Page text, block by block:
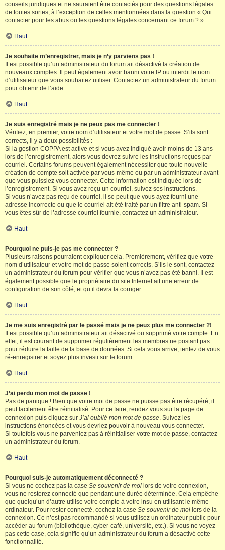
conseils juridiques et ne sauraient être contactés pour des questions légales
de toutes sortes, à l’exception de celles mentionnées dans la question « Qui
contacter pour les abus ou les questions légales concernant ce forum ? ».
Haut
Je souhaite m’enregistrer, mais je n’y parviens pas !
Il est possible qu’un administrateur du forum ait désactivé la création de
nouveaux comptes. Il peut également avoir banni votre IP ou interdit le nom
d’utilisateur que vous souhaitez utiliser. Contactez un administrateur du forum
pour obtenir de l’aide.
Haut
Je suis enregistré mais je ne peux pas me connecter !
Vérifiez, en premier, votre nom d’utilisateur et votre mot de passe. S’ils sont
corrects, il y a deux possibilités :
Si la gestion COPPA est active et si vous avez indiqué avoir moins de 13 ans
lors de l’enregistrement, alors vous devrez suivre les instructions reçues par
courriel. Certains forums peuvent également nécessiter que toute nouvelle
création de compte soit activée par vous-même ou par un administrateur avant
que vous puissiez vous connecter. Cette information est indiquée lors de
l’enregistrement. Si vous avez reçu un courriel, suivez ses instructions.
Si vous n’avez pas reçu de courriel, il se peut que vous ayez fourni une
adresse incorrecte ou que le courriel ait été traité par un filtre anti-spam. Si
vous êtes sûr de l’adresse courriel fournie, contactez un administrateur.
Haut
Pourquoi ne puis-je pas me connecter ?
Plusieurs raisons pourraient expliquer cela. Premièrement, vérifiez que votre
nom d’utilisateur et votre mot de passe soient corrects. S’ils le sont, contactez
un administrateur du forum pour vérifier que vous n’avez pas été banni. Il est
également possible que le propriétaire du site Internet ait une erreur de
configuration de son côté, et qu’il devra la corriger.
Haut
Je me suis enregistré par le passé mais je ne peux plus me connecter ?!
Il est possible qu’un administrateur ait désactivé ou supprimé votre compte. En
effet, il est courant de supprimer régulièrement les membres ne postant pas
pour réduire la taille de la base de données. Si cela vous arrive, tentez de vous
ré-enregistrer et soyez plus investi sur le forum.
Haut
J’ai perdu mon mot de passe !
Pas de panique ! Bien que votre mot de passe ne puisse pas être récupéré, il
peut facilement être réinitialisé. Pour ce faire, rendez vous sur la page de
connexion puis cliquez sur J’ai oublié mon mot de passe. Suivez les
instructions énoncées et vous devriez pouvoir à nouveau vous connecter.
Si toutefois vous ne parveniez pas à réinitialiser votre mot de passe, contactez
un administrateur du forum.
Haut
Pourquoi suis-je automatiquement déconnecté ?
Si vous ne cochez pas la case Se souvenir de moi lors de votre connexion,
vous ne resterez connecté que pendant une durée déterminée. Cela empêche
que quelqu’un d’autre utilise votre compte à votre insu en utilisant le même
ordinateur. Pour rester connecté, cochez la case Se souvenir de moi lors de la
connexion. Ce n’est pas recommandé si vous utilisez un ordinateur public pour
accéder au forum (bibliothèque, cyber-café, université, etc.). Si vous ne voyez
pas cette case, cela signifie qu’un administrateur du forum a désactivé cette
fonctionnalité.